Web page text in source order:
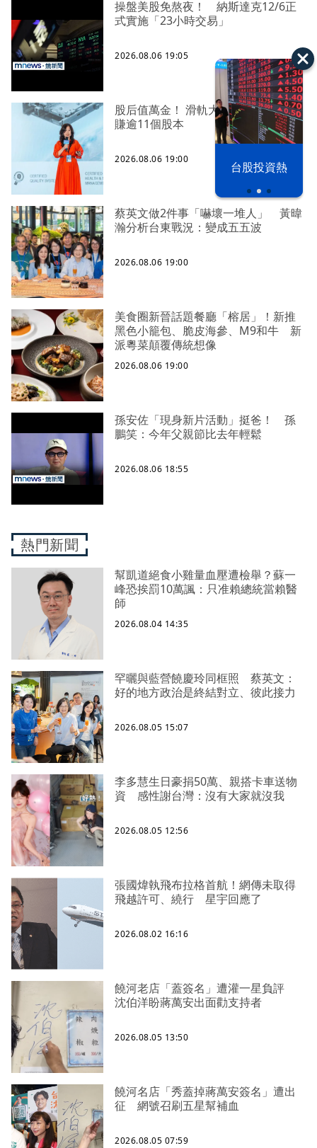
以色列 穹頂
台股投資熱
操盤美股免熬夜！ 納斯達克12/6正
式實施「23小時交易」
2026.08.06 19:05
股后值萬金！ 滑軌大廠川湖上半年大
賺逾11個股本
2026.08.06 19:00
蔡英文做2件事「嚇壞一堆人」 黃暐
瀚分析台東戰況：變成五五波
2026.08.06 19:00
美食圈新晉話題餐廳「榕居」！新推
黑色小籠包、脆皮海參、M9和牛 新
派粵菜顛覆傳統想像
2026.08.06 19:00
孫安佐「現身新片活動」挺爸！ 孫
鵬笑：今年父親節比去年輕鬆
2026.08.06 18:55
熱門新聞
幫凱道絕食小雞量血壓遭檢舉？蘇一
峰恐挨罰10萬諷：只准賴總統當賴醫
師
2026.08.04 14:35
罕曬與藍營饒慶玲同框照 蔡英文：
好的地方政治是終結對立、彼此接力
2026.08.05 15:07
李多慧生日豪捐50萬、親搭卡車送物
資 感性謝台灣：沒有大家就沒我
2026.08.05 12:56
張國煒執飛布拉格首航！網傳未取得
飛越許可、繞行 星宇回應了
2026.08.02 16:16
饒河老店「蓋簽名」遭灌一星負評
沈伯洋盼蔣萬安出面勸支持者
2026.08.05 13:50
饒河名店「秀蓋掉蔣萬安簽名」遭出
征 網號召刷五星幫補血
2026.08.05 07:59